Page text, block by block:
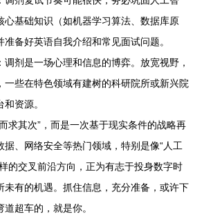
心基础知识（如机器学习算法、数据库原
备好英语自我介绍和常见面试问题。
：调剂是一场心理和信息的博弈。放宽视野，
一些在特色领域有建树的科研院所或新兴院
资源。
求其次”，而是一次基于现实条件的战略再
据、网络安全等热门领域，特别是像“人工
的交叉前沿方向，正为有志于投身数字时
未有的机遇。抓住信息，充分准备，或许下
超车的，就是你。